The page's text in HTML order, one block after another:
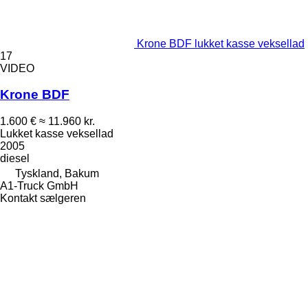
Krone BDF lukket kasse veksellad
17
VIDEO
Krone BDF
1.600 € ≈ 11.960 kr.
Lukket kasse veksellad
2005
diesel
Tyskland, Bakum
A1-Truck GmbH
Kontakt sælgeren